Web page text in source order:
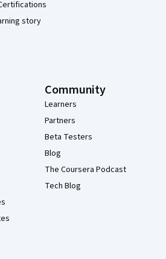
story
Community
Learners
Partners
Beta Testers
Blog
The Coursera Podcast
Tech Blog